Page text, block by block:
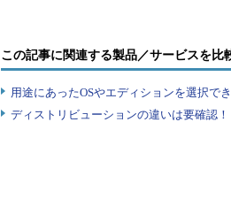
この記事に関連する製品／サービスを比
用途にあったOSやエディションを選択で
ディストリビューションの違いは要確認